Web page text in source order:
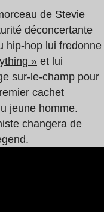
de Stevie
déconcertante
hip-hop lui fredonne
» et lui
sur-le-champ pour
cachet
jeune homme.
changera de
.